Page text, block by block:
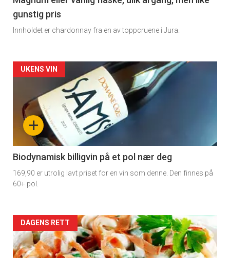
gunstig pris
Innholdet er chardonnay fra en av toppcruene i Jura.
Forsiden
akkurat
nå
4
+
UKENS VIN
Biodynamisk billigvin på et pol nær deg
169,90 er utrolig lavt priset for en vin som denne. Den finnes på
60+ pol.
Forsiden
akkurat
DAGENS RETT